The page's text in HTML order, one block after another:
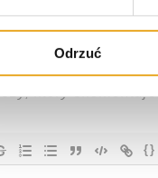
Odrzuć
{}